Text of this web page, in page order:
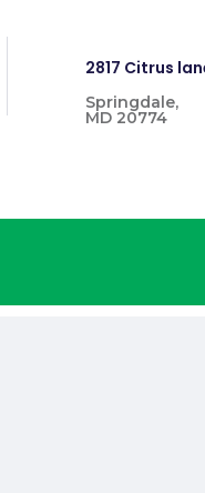
2817 Citrus
Springdale,
MD 20774